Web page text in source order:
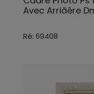
Avec Arriãêre
Ré: 69408